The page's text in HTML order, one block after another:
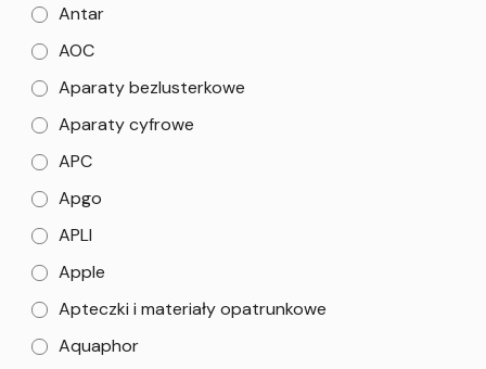
Antar
AOC
Aparaty bezlusterkowe
Aparaty cyfrowe
APC
Apgo
APLI
Apple
Apteczki i materiały opatrunkowe
Aquaphor